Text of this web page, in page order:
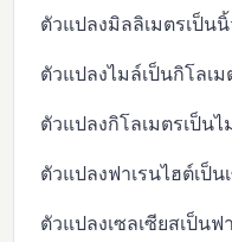
ตัวแปลงมิลลิเมตรเป็น
ตัวแปลงไมล์เป็นกิโลเม
ตัวแปลงกิโลเมตรเป็นไ
ตัวแปลงฟาเรนไฮต์เป็น
ตัวแปลงเซลเซียสเป็นฟ